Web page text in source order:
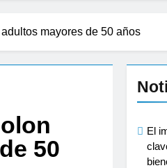
protección puede causar
pequeños con proyecciones
al cólico del lactante
mayores de 50 años
50
El